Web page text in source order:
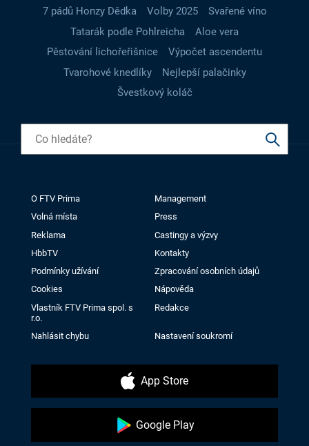
7 pádů Honzy Dědka
Volby 2025
Svařené víno
Tatarák podle Pohlreicha
Aloe vera
Pěstování lichořeřišnice
Výpočet ascendentu
Tvarohové knedlíky
Nejlepší palačinky
Švestkový koláč
O FTV Prima
Management
Volná místa
Press
Reklama
Castingy a výzvy
HbbTV
Kontakty
Podmínky užívání
Zpracování osobních údajů
Cookies
Nápověda
Vlastník FTV Prima spol. s
r.o.
Redakce
Nahlásit chybu Nastavení soukromí
App Store
Google Play